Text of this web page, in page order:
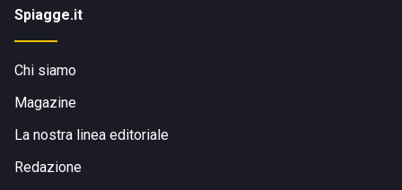
Spiagge.it
Chi siamo
Magazine
La nostra linea editoriale
Redazione